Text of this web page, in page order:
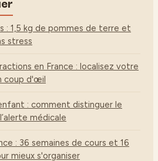
: 1,5 kg de pommes de terre et
stress
en France : localisez votre
coup d'œil
: comment distinguer le
médicale
: 36 semaines de cours et 16
mieux s'organiser